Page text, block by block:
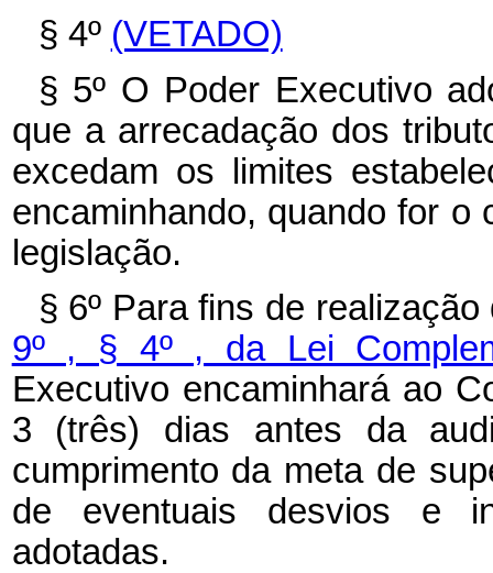
§ 4º (VETADO)
§ 5º O Poder Executivo
que a arrecadação dos
excedam os limites
encaminhando, quando for o
legislação.
§ 6º Para fins de
9º , § 4º , da Lei
Executivo encaminhará ao
3 (três) dias antes da
cumprimento da meta de
de eventuais desvios e
adotadas.